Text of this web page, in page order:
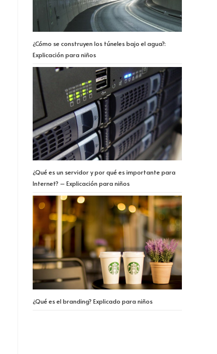
¿Cómo se construyen los túneles bajo el agua?:
Explicación para niños
¿Qué es un servidor y por qué es importante para
Internet? – Explicación para niños
¿Qué es el branding? Explicado para niños